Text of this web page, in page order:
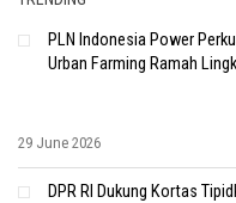
PLN Indonesia Power
Urban Farming Ramah
29 June 2026
DPR RI Dukung Kortas